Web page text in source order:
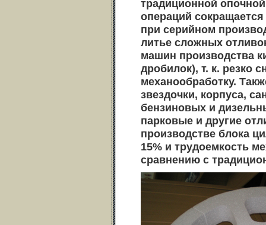
традиционной
операций
при серийном
литье сложных
машин производства
дробилок), т. к. резко
механообработку.
звездочки, корпуса,
бензиновых и
парковые и другие
производстве блока
15% и трудоемкость
сравнению с